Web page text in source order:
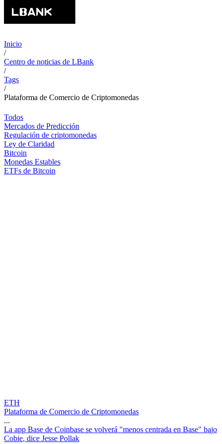
Inicio
/
Centro de noticias de LBank
/
Tags
/
Plataforma de Comercio de Criptomonedas
Todos
Mercados de Predicción
Regulación de criptomonedas
Ley de Claridad
Bitcoin
Monedas Estables
ETFs de Bitcoin
ETH
Plataforma de Comercio de Criptomonedas
...
La app Base de Coinbase se volverá "menos centrada en Base" bajo
Cobie, dice Jesse Pollak